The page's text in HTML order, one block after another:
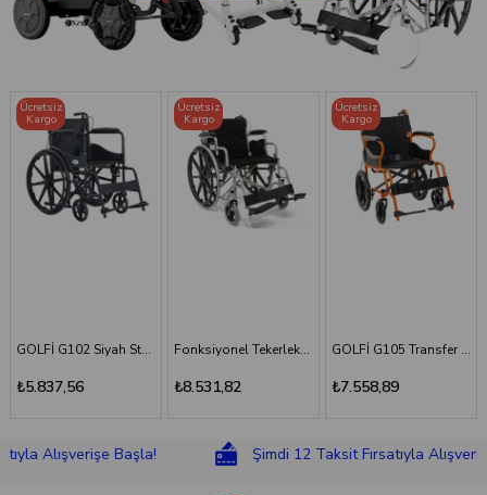
Fonksiyonel Tekerlekli Sandalye
₺8.531,82
Ücretsiz
Kargo
GOLFİ G105 Transfer Sandalyesi
₺7.558,89
Ücretsiz
Kargo
GOLFİ G106 Fonksiyonel Tekerlekli Sandalye
₺8.831,18
Ücretsiz
Kargo
Başla! Şimdi 12 Taksit Fırsatıyla Alışverişe Başla!